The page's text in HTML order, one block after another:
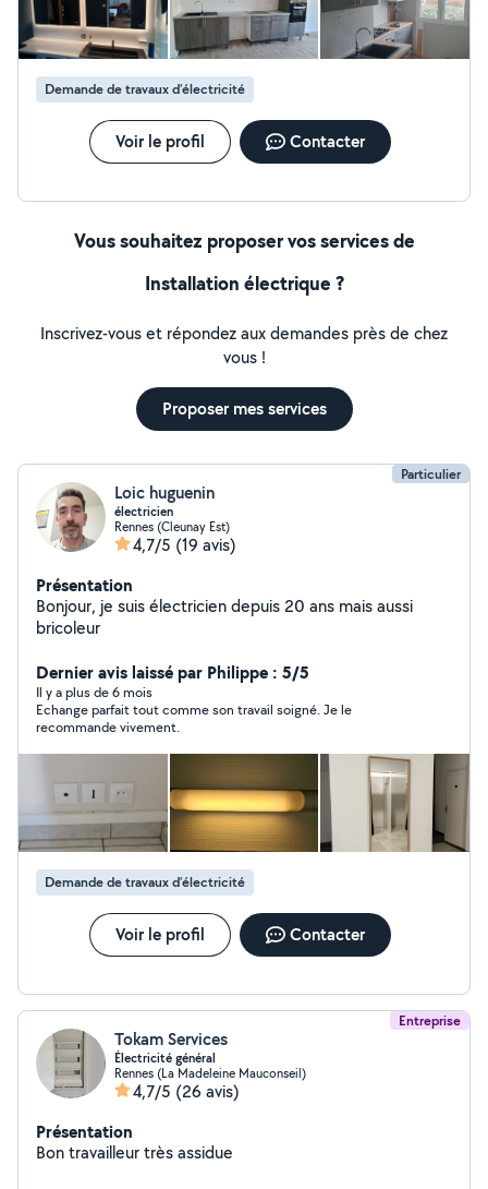
Demande de travaux d’électricité
Voir le profil Contacter
Vous souhaitez proposer vos services de
Installation électrique ?
Inscrivez-vous et répondez aux demandes près de chez
vous !
Proposer mes services
Particulier
Loic huguenin
électricien
Rennes (Cleunay Est)
4,7/5 (19 avis)
Présentation
Bonjour, je suis électricien depuis 20 ans mais aussi
bricoleur
Dernier avis laissé par Philippe : 5/5
Il y a plus de 6 mois
Echange parfait tout comme son travail soigné. Je le
recommande vivement.
Demande de travaux d’électricité
Voir le profil Contacter
Entreprise
Tokam Services
Électricité général
Rennes (La Madeleine Mauconseil)
4,7/5 (26 avis)
Présentation
Bon travailleur très assidue